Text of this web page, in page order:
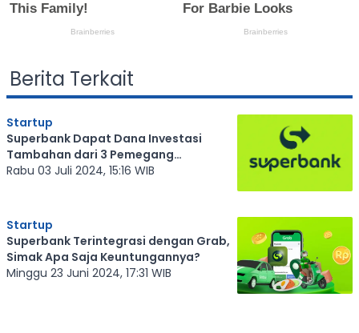
Berita Terkait
Startup
Superbank Dapat Dana Investasi
Tambahan dari 3 Pemegang
Sahamnya
Rabu 03 Juli 2024, 15:16 WIB
Startup
Superbank Terintegrasi dengan Grab,
Simak Apa Saja Keuntungannya?
Minggu 23 Juni 2024, 17:31 WIB